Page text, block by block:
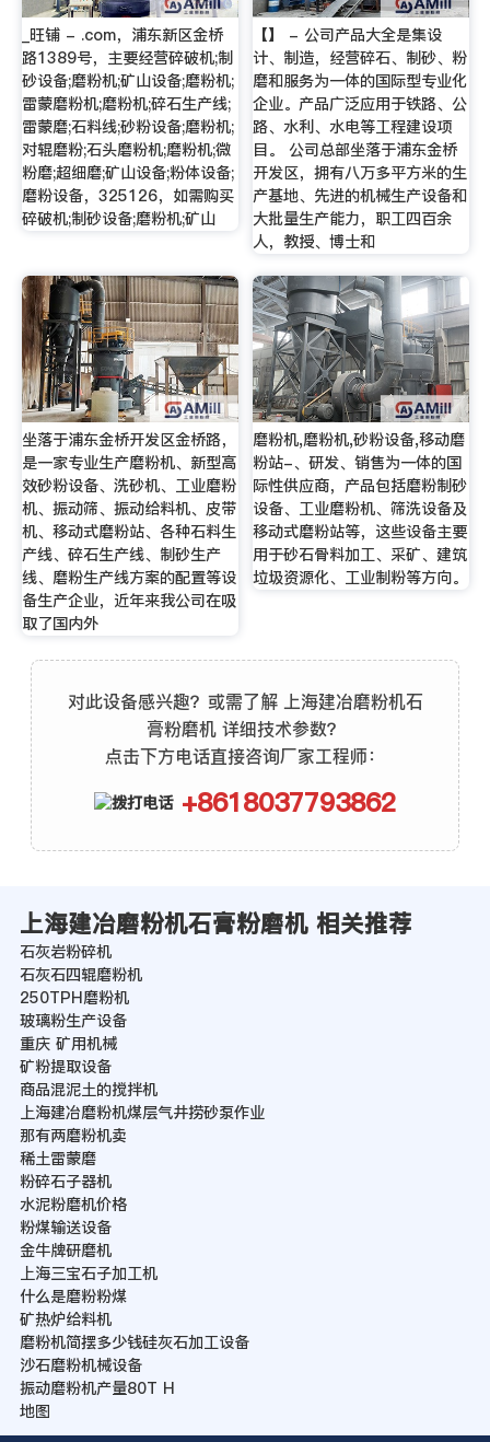
_旺铺 - .com，浦东新区金桥
路1389号，主要经营碎破机;制
砂设备;磨粉机;矿山设备;磨粉机;
雷蒙磨粉机;磨粉机;碎石生产线;
雷蒙磨;石料线;砂粉设备;磨粉机;
对辊磨粉;石头磨粉机;磨粉机;微
粉磨;超细磨;矿山设备;粉体设备;
磨粉设备，325126，如需购买
碎破机;制砂设备;磨粉机;矿山
【】 - 公司产品大全是集设
计、制造，经营碎石、制砂、粉
磨和服务为一体的国际型专业化
企业。产品广泛应用于铁路、公
路、水利、水电等工程建设项
目。 公司总部坐落于浦东金桥
开发区，拥有八万多平方米的生
产基地、先进的机械生产设备和
大批量生产能力，职工四百余
人，教授、博士和
坐落于浦东金桥开发区金桥路，
是一家专业生产磨粉机、新型高
效砂粉设备、洗砂机、工业磨粉
机、振动筛、振动给料机、皮带
机、移动式磨粉站、各种石料生
产线、碎石生产线、制砂生产
线、磨粉生产线方案的配置等设
备生产企业，近年来我公司在吸
取了国内外
磨粉机,磨粉机,砂粉设备,移动磨
粉站-、研发、销售为一体的国
际性供应商，产品包括磨粉制砂
设备、工业磨粉机、筛洗设备及
移动式磨粉站等，这些设备主要
用于砂石骨料加工、采矿、建筑
垃圾资源化、工业制粉等方向。
对此设备感兴趣？或需了解 上海建冶磨粉机石
膏粉磨机 详细技术参数？
点击下方电话直接咨询厂家工程师：
+8618037793862
上海建冶磨粉机石膏粉磨机 相关推荐
石灰岩粉碎机
石灰石四辊磨粉机
250TPH磨粉机
玻璃粉生产设备
重庆 矿用机械
矿粉提取设备
商品混泥土的搅拌机
上海建冶磨粉机煤层气井捞砂泵作业
那有两磨粉机卖
稀土雷蒙磨
粉碎石子器机
水泥粉磨机价格
粉煤输送设备
金牛牌研磨机
上海三宝石子加工机
什么是磨粉粉煤
矿热炉给料机
磨粉机简摆多少钱硅灰石加工设备
沙石磨粉机械设备
振动磨粉机产量80T H
地图